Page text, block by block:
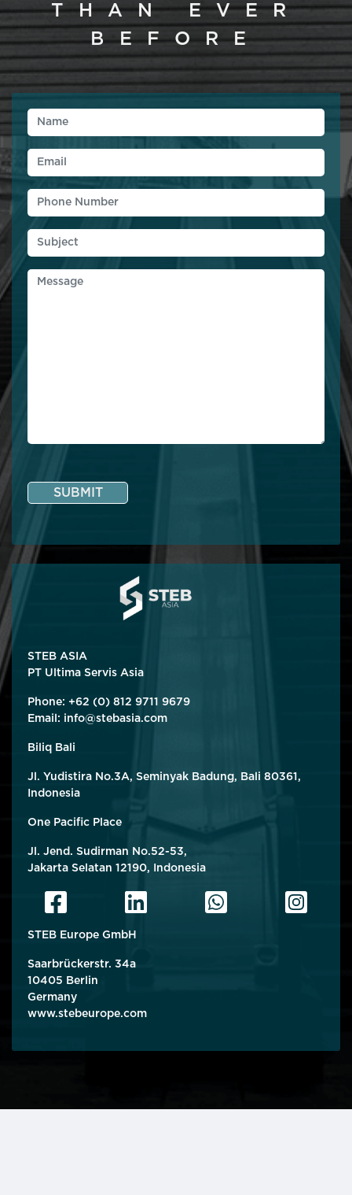
THAN EVER
BEFORE
SUBMIT
STEB ASIA
PT Ultima Servis Asia
Phone: +62 (0) 812 9711 9679
Email: info@stebasia.com
Biliq Bali
Jl. Yudistira No.3A, Seminyak Badung, Bali 80361,
Indonesia
One Pacific Place
Jl. Jend. Sudirman No.52-53,
Jakarta Selatan 12190, Indonesia
STEB Europe GmbH
Saarbrückerstr. 34a
10405 Berlin
Germany
www.stebeurope.com